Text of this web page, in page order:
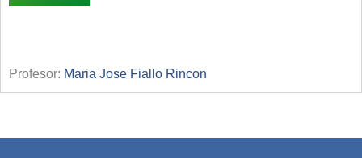
Profesor: Maria Jose Fiallo Rincon